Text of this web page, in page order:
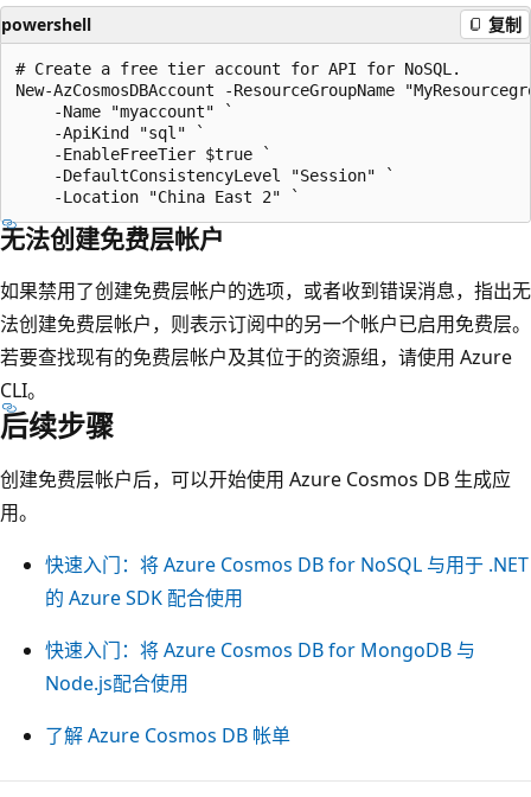
powershell 复制
# Create a free tier account for API for NoSQL.
New-AzCosmosDBAccount -ResourceGroupName
    -Name "myaccount" `
    -ApiKind "sql" `
    -EnableFreeTier $true `
    -DefaultConsistencyLevel "Session" `
无法创建免费层帐户
如果禁用了创建免费层帐户的选项，或者收到错误消息，指出无
法创建免费层帐户，则表示订阅中的另一个帐户已启用免费层。
若要查找现有的免费层帐户及其位于的资源组，请使用 Azure
CLI。
后续步骤
创建免费层帐户后，可以开始使用 Azure Cosmos DB 生成应
用。
快速入门：将 Azure Cosmos DB for NoSQL 与用于 .NET
的 Azure SDK 配合使用
快速入门：将 Azure Cosmos DB for MongoDB 与
Node.js配合使用
了解 Azure Cosmos DB 帐单
阅